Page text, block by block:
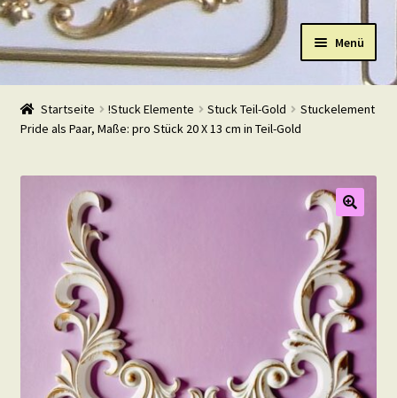
Navigation
Zum
Inhalt
Menü
Start
Shop
Warenkorb
Mein Konto
Beispiele
Kontakt
Startseite !Stuck Elemente Stuck Teil-Gold
Stuckelement
Pride als Paar, Maße: pro Stück 20 X 13 cm in Teil-Gold